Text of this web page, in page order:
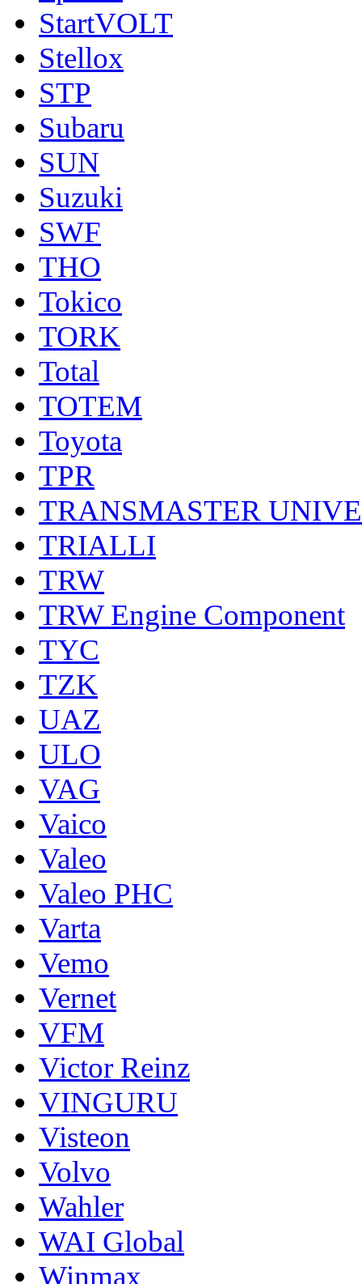
StartVOLT
Stellox
STP
Subaru
SUN
Suzuki
SWF
THO
Tokico
TORK
Total
TOTEM
Toyota
TPR
TRANSMASTER
TRIALLI
TRW
TRW Engine Component
TYC
TZK
UAZ
ULO
VAG
Vaico
Valeo
Valeo PHC
Varta
Vemo
Vernet
VFM
Victor Reinz
VINGURU
Visteon
Volvo
Wahler
WAI Global
Winmax